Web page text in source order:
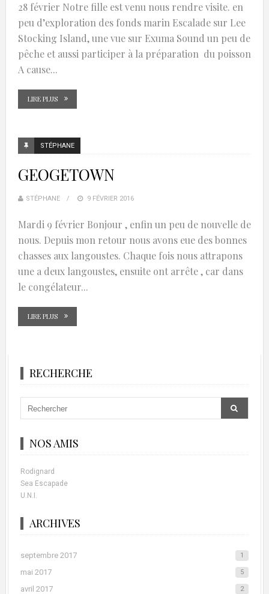
28 février Notre fille est venu nous rendre visite. en
peu d’exploration des fonds marin Escalade sur Lee
Stocking Island, une vue sur Exuma Sound un peu de
pêche et aussi participer à la préparation du poisson
A cause...
LIRE PLUS
STÉPHANE
GEOGETOWN
STÉPHANE 9 FÉVRIER 2016
Mardi 9 février Bonjour , enfin un peu de nouvelle de
nous. Depuis mon retour nous avons eue des bonnes
chasses aux langoustes. Chaque fois nous attrapons
une a deux langoustes, ensuite ont arrête , car dans
le congélateur...
LIRE PLUS
RECHERCHE
NOS AMIS
Rodignard
Sea Escapade
U.N.I.
ARCHIVES
septembre 2017 1
mai 2017 5
avril 2017 2